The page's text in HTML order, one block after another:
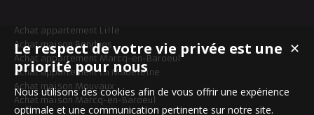
Achat appartement Lille
Achat maison Bondues
Achat appartement Marcq-en-Baroeul
Achat appartement La Madeleine
Achat maison Mouvaux
Achat maison Marcq-en-Baroeul
✕
Le respect de votre vie privée est une
priorité pour nous
Nous utilisons des cookies afin de vous offrir une expérience
optimale et une communication pertinente sur notre site.